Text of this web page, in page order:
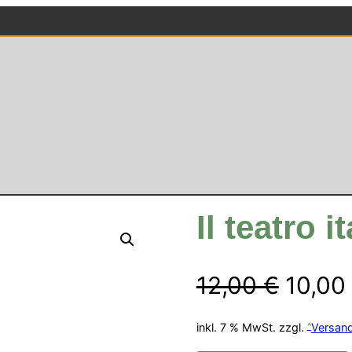
Il teatro
12,00€
Preis
10,00
inkl. 7 % MwSt. zzgl.